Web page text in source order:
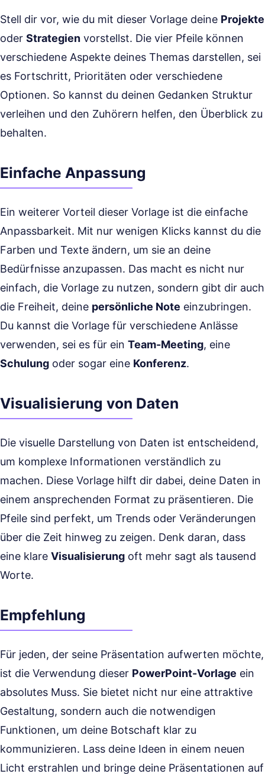
Stell dir vor, wie du mit dieser Vorlage deine Projekte
oder Strategien vorstellst. Die vier Pfeile können
verschiedene Aspekte deines Themas darstellen, sei
es Fortschritt, Prioritäten oder verschiedene
Optionen. So kannst du deinen Gedanken Struktur
verleihen und den Zuhörern helfen, den Überblick zu
behalten.
Einfache Anpassung
Ein weiterer Vorteil dieser Vorlage ist die einfache
Anpassbarkeit. Mit nur wenigen Klicks kannst du die
Farben und Texte ändern, um sie an deine
Bedürfnisse anzupassen. Das macht es nicht nur
einfach, die Vorlage zu nutzen, sondern gibt dir auch
die Freiheit, deine persönliche Note einzubringen.
Du kannst die Vorlage für verschiedene Anlässe
verwenden, sei es für ein Team-Meeting, eine
Schulung oder sogar eine Konferenz.
Visualisierung von Daten
Die visuelle Darstellung von Daten ist entscheidend,
um komplexe Informationen verständlich zu
machen. Diese Vorlage hilft dir dabei, deine Daten in
einem ansprechenden Format zu präsentieren. Die
Pfeile sind perfekt, um Trends oder Veränderungen
über die Zeit hinweg zu zeigen. Denk daran, dass
eine klare Visualisierung oft mehr sagt als tausend
Worte.
Empfehlung
Für jeden, der seine Präsentation aufwerten möchte,
ist die Verwendung dieser PowerPoint-Vorlage ein
absolutes Muss. Sie bietet nicht nur eine attraktive
Gestaltung, sondern auch die notwendigen
Funktionen, um deine Botschaft klar zu
kommunizieren. Lass deine Ideen in einem neuen
Licht erstrahlen und bringe deine Präsentationen auf